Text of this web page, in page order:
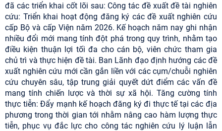
đã các triển khai cốt lõi sau: Công tác đề xuất đề tài nghiên
cứu: Triển khai hoạt động đăng ký các đề xuất nghiên cứu
cấp Bộ và cấp Viện năm 2026. Kế hoạch năm nay ghi nhận
nhiều đổi mới mang tính đột phá trong quy trình, nhằm tạo
điều kiện thuận lợi tối đa cho cán bộ, viên chức tham gia
chủ trì và thực hiện đề tài. Ban Lãnh đạo định hướng các đề
xuất nghiên cứu mới cần gắn liền với các cụm/chuỗi nghiên
cứu chuyên sâu, tập trung giải quyết dứt điểm các vấn đề
mang tính chiến lược và thời sự xã hội. Tăng cường tính
thực tiễn: Đẩy mạnh kế hoạch đăng ký đi thực tế tại các địa
phương trong thời gian tới nhằm nâng cao hàm lượng thực
tiễn, phục vụ đắc lực cho công tác nghiên cứu lý luận lẫn